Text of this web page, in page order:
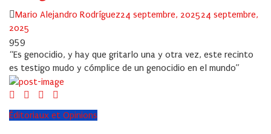
Author
Mario Alejandro RodríguezPosted
24 septembre, 202524 septembre,
2025
959
“Es genocidio, y hay que gritarlo una y otra vez, este recinto
es testigo mudo y cómplice de un genocidio en el mundo”
Éditoriaux et Opinions